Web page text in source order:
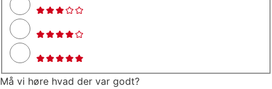
Må vi høre hvad der var godt?